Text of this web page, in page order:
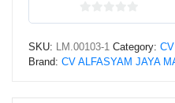
0
SKU: LM.00103-1 Category:
Brand: CV ALFASYAM JAYA